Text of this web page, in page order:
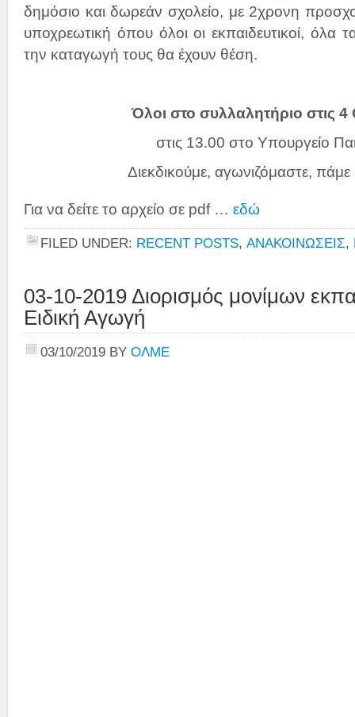
δημόσιο και δωρεάν σχολείο, με 2χρονη
υποχρεωτική όπου όλοι οι εκπαιδευτικοί, όλα
την καταγωγή τους θα έχουν θέση.
Όλοι στο συλλαλητήριο στις
στις 13.00 στο Υπουργείο
Διεκδικούμε, αγωνιζόμαστε,
Για να δείτε το αρχείο σε pdf … εδώ
FILED UNDER: RECENT POSTS, ΑΝΑΚΟΙΝΩΣΕΙΣ,
03-10-2019 Διορισμός μονίμων
Ειδική Αγωγή
03/10/2019 BY ΟΛΜΕ